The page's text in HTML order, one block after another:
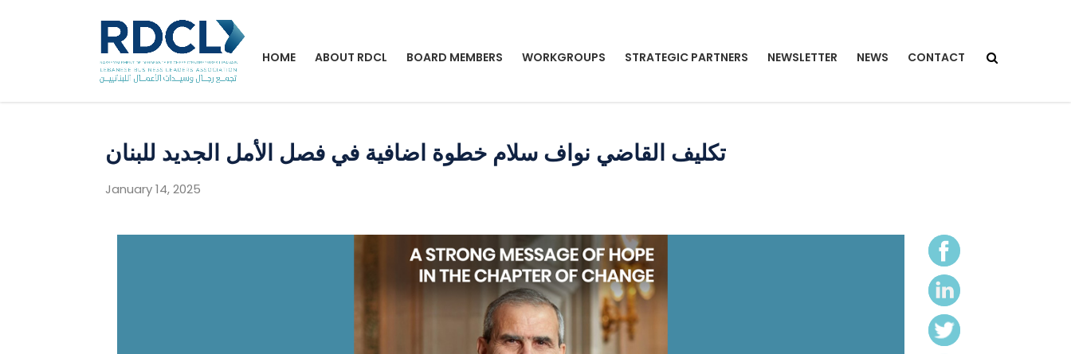
HOME ABOUT RDCL BOARD MEMBERS WORKGROUPS STRATEGIC PARTNERS NEWSLETTER NEWS CONTACT
تكليف القاضي نواف سلام خطوة اضافية في فصل الأمل الجديد للبنان
January 14, 2025